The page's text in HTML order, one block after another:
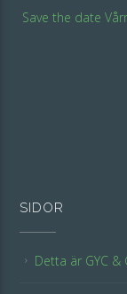
Save the date
SIDOR
Detta är GYC &